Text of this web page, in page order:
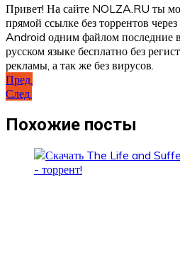
Привет! На сайте NOLZA.RU ты
прямой ссылке без торрентов
Android одним файлом последние
русском языке бесплатно без
рекламы, а так же без вирусов.
Навигация
по
записям
Пред.
След.
Похожие посты